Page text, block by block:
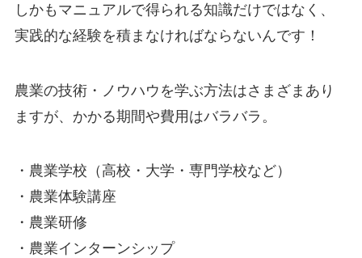
しかもマニュアルで得られる知識だけではなく、
実践的な経験を積まなければならないんです！
農業の技術・ノウハウを学ぶ方法はさまざまあり
ますが、かかる期間や費用はバラバラ。
・農業学校（高校・大学・専門学校など）
・農業体験講座
・農業研修
・農業インターンシップ